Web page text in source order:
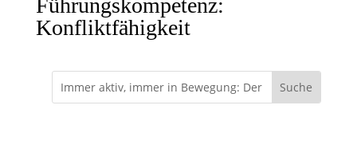
Führungskompetenz:
Konfliktfähigkeit